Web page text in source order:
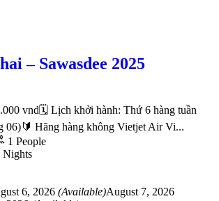
– Sawasdee 2025
vnd🗓 Lịch khởi hành: Thứ 6 hàng tuần
06)🔰 Hãng hàng không Vietjet Air Vi...
1 People
Nights
6, 2026 (Available)August 7, 2026